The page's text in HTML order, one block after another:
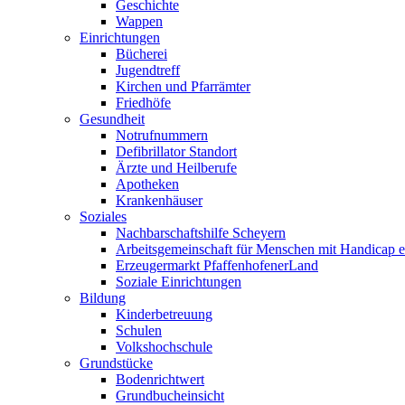
Geschichte
Wappen
Einrichtungen
Bücherei
Jugendtreff
Kirchen und Pfarrämter
Friedhöfe
Gesundheit
Notrufnummern
Defibrillator Standort
Ärzte und Heilberufe
Apotheken
Krankenhäuser
Soziales
Nachbarschaftshilfe Scheyern
Arbeitsgemeinschaft für Menschen mit Handicap
Erzeugermarkt PfaffenhofenerLand
Soziale Einrichtungen
Bildung
Kinderbetreuung
Schulen
Volkshochschule
Grundstücke
Bodenrichtwert
Grundbucheinsicht